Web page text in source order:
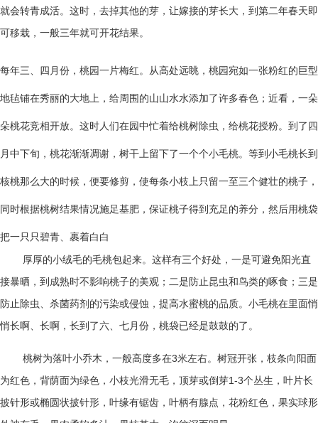
就会转青成活。这时，去掉其他的芽，让嫁接的芽长大，到第二年春天即
可移栽，一般三年就可开花结果。
每年三、四月份，桃园一片梅红。从高处远眺，桃园宛如一张粉红的巨型
地毡铺在秀丽的大地上，给周围的山山水水添加了许多春色；近看，一朵
朵桃花竞相开放。这时人们在园中忙着给桃树除虫，给桃花授粉。到了四
月中下旬，桃花渐渐凋谢，树干上留下了一个个小毛桃。等到小毛桃长到
核桃那么大的时候，便要修剪，使每条小枝上只留一至三个健壮的桃子，
同时根据桃树结果情况施足基肥，保证桃子得到充足的养分，然后用桃袋
把一只只碧青、裹着白白
厚厚的小绒毛的毛桃包起来。这样有三个好处，一是可避免阳光直
接暴晒，到成熟时不影响桃子的美观；二是防止昆虫和鸟类的啄食；三是
防止除虫、杀菌药剂的污染或侵蚀，提高水蜜桃的品质。小毛桃在里面悄
悄长啊、长啊，长到了六、七月份，桃袋已经是鼓鼓的了。
桃树为落叶小乔木，一般高度多在3米左右。树冠开张，枝条向阳面
为红色，背荫面为绿色，小枝光滑无毛，顶芽或倒芽1-3个丛生，叶片长
披针形或椭圆状披针形，叶缘有锯齿，叶柄有腺点，花粉红色，果实球形